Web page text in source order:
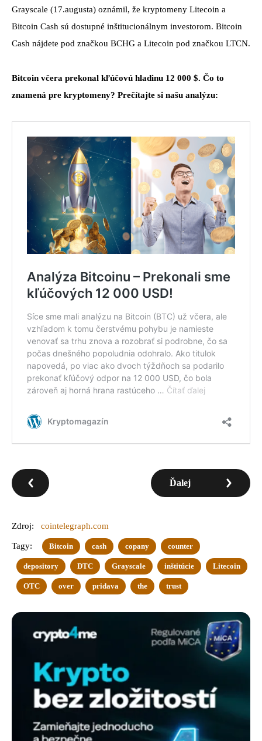
Grayscale (17.augusta) oznámil, že kryptomeny Litecoin a
Bitcoin Cash sú dostupné inštitucionálnym investorom. Bitcoin
Cash nájdete pod značkou BCHG a Litecoin pod značkou LTCN.
Bitcoin včera prekonal kľúčovú hladinu 12 000 $. Čo to
znamená pre kryptomeny? Prečítajte si našu analýzu:
Ďalej
Zdroj: cointelegraph.com
Tagy: Bitcoin cash copany counter
depository DTC Grayscale inštitúcie Litecoin
OTC over pridava the trust